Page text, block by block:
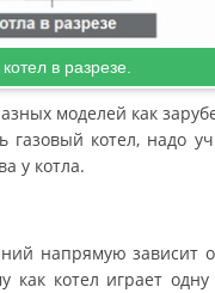
в разрезе.
моделей как
газовый котел, надо
у котла.
напрямую зависит
как котел играет